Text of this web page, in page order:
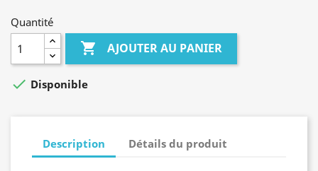
Quantité
 AJOUTER AU PANIER
 Disponible
Description Détails du produit